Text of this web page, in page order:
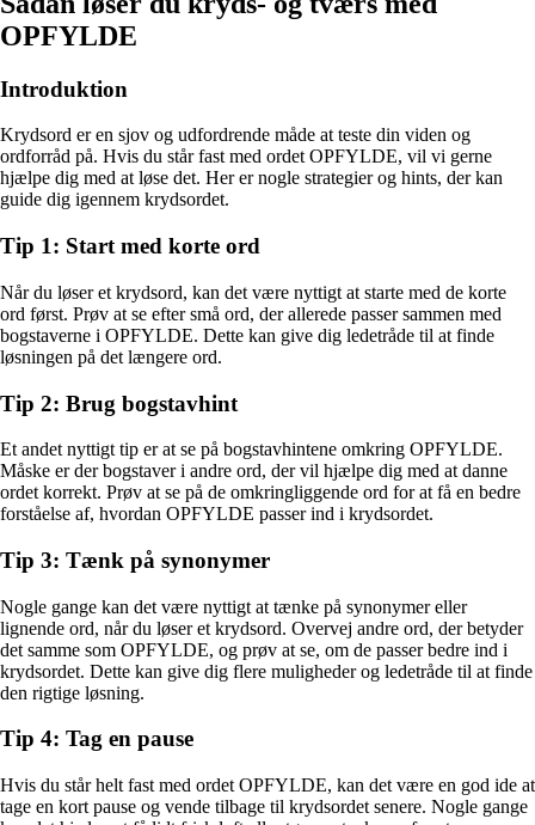
OPFYLDE
Introduktion
Krydsord er en sjov og udfordrende måde at teste din viden og
ordforråd på. Hvis du står fast med ordet OPFYLDE, vil vi gerne
hjælpe dig med at løse det. Her er nogle strategier og hints, der kan
guide dig igennem krydsordet.
Tip 1: Start med korte ord
Når du løser et krydsord, kan det være nyttigt at starte med de korte
ord først. Prøv at se efter små ord, der allerede passer sammen med
bogstaverne i OPFYLDE. Dette kan give dig ledetråde til at finde
løsningen på det længere ord.
Tip 2: Brug bogstavhint
Et andet nyttigt tip er at se på bogstavhintene omkring OPFYLDE.
Måske er der bogstaver i andre ord, der vil hjælpe dig med at danne
ordet korrekt. Prøv at se på de omkringliggende ord for at få en bedre
forståelse af, hvordan OPFYLDE passer ind i krydsordet.
Tip 3: Tænk på synonymer
Nogle gange kan det være nyttigt at tænke på synonymer eller
lignende ord, når du løser et krydsord. Overvej andre ord, der betyder
det samme som OPFYLDE, og prøv at se, om de passer bedre ind i
krydsordet. Dette kan give dig flere muligheder og ledetråde til at finde
den rigtige løsning.
Tip 4: Tag en pause
Hvis du står helt fast med ordet OPFYLDE, kan det være en god ide at
tage en kort pause og vende tilbage til krydsordet senere. Nogle gange